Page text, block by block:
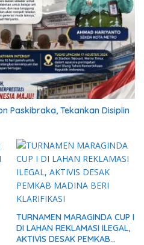
Paskibraka, Tekankan Disiplin
TURNAMEN MARAGINDA CUP I
DI LAHAN REKLAMASI ILEGAL,
AKTIVIS DESAK PEMKAB